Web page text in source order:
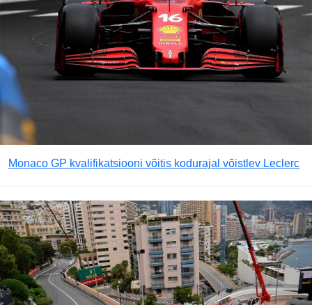
Monaco GP kvalifikatsiooni võitis kodurajal võistlev Leclerc